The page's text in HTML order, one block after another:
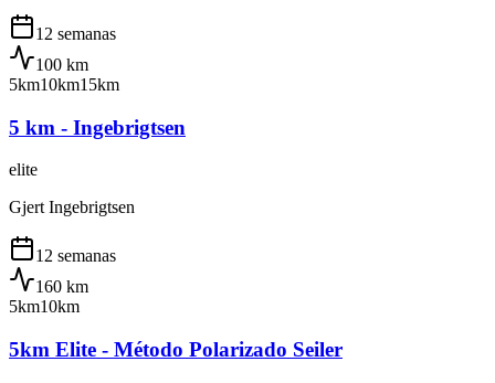
12 semanas
100 km
5km10km15km
5 km - Ingebrigtsen
elite
Gjert Ingebrigtsen
12 semanas
160 km
5km10km
5km Elite - Método Polarizado Seiler